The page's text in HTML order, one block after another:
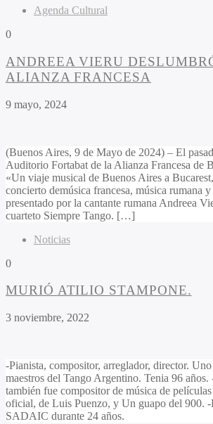
Agenda Cultural
0
ANDREEA VIERU
ALIANZA FRANCESA
9 mayo, 2024
(Buenos Aires, 9 de Mayo de 2024) – El
Auditorio Fortabat de la Alianza Francesa de
«Un viaje musical de Buenos Aires a
concierto demúsica francesa, música rumana
presentado por la cantante rumana Andreea
cuarteto Siempre Tango. […]
Noticias
0
MURIÓ ATILIO STAMPONE.
3 noviembre, 2022
-Pianista, compositor, arreglador, director.
maestros del Tango Argentino. Tenia 96
también fue compositor de música de
oficial, de Luis Puenzo, y Un guapo del 900. -
SADAIC durante 24 años.